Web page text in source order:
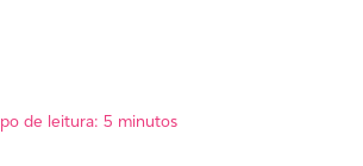
de leitura: 5 minutos